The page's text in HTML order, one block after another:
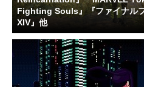
Fighting Souls』『ファイナル
XIV』他